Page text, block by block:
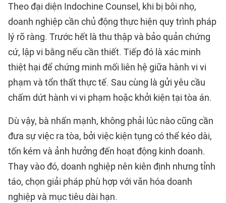
Theo đại diện Indochine Counsel, khi bị bôi nhọ,
doanh nghiệp cần chủ động thực hiện quy trình pháp
lý rõ ràng. Trước hết là thu thập và bảo quản chứng
cứ, lập vi bằng nếu cần thiết. Tiếp đó là xác minh
thiệt hại để chứng minh mối liên hệ giữa hành vi vi
phạm và tổn thất thực tế. Sau cùng là gửi yêu cầu
chấm dứt hành vi vi phạm hoặc khởi kiện tại tòa án.
Dù vậy, bà nhấn mạnh, không phải lúc nào cũng cần
đưa sự việc ra tòa, bởi việc kiện tụng có thể kéo dài,
tốn kém và ảnh hưởng đến hoạt động kinh doanh.
Thay vào đó, doanh nghiệp nên kiên định nhưng tỉnh
táo, chọn giải pháp phù hợp với văn hóa doanh
nghiệp và mục tiêu dài hạn.